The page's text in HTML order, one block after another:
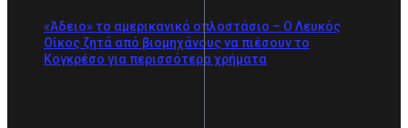
«Άδειο» το αμερικανικό οπλοστάσιο – Ο Λευκός
Οίκος ζητά από βιομηχάνους να πιέσουν το
Κογκρέσο για περισσότερα χρήματα